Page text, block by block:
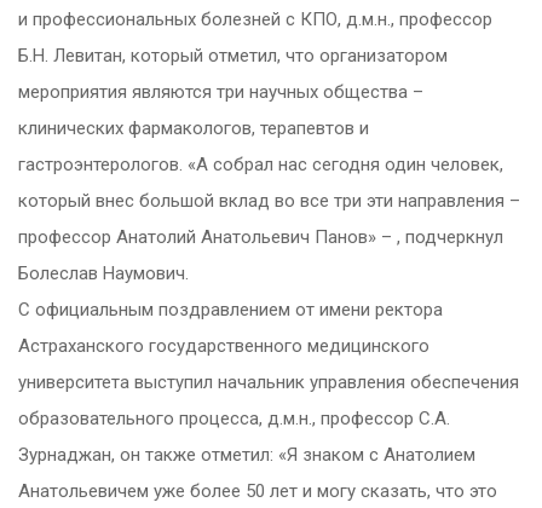
и профессиональных болезней с КПО, д.м.н., профессор
Б.Н. Левитан, который отметил, что организатором
мероприятия являются три научных общества –
клинических фармакологов, терапевтов и
гастроэнтерологов. «А собрал нас сегодня один человек,
который внес большой вклад во все три эти направления –
профессор Анатолий Анатольевич Панов» – , подчеркнул
Болеслав Наумович.
С официальным поздравлением от имени ректора
Астраханского государственного медицинского
университета выступил начальник управления обеспечения
образовательного процесса, д.м.н., профессор С.А.
Зурнаджан, он также отметил: «Я знаком с Анатолием
Анатольевичем уже более 50 лет и могу сказать, что это